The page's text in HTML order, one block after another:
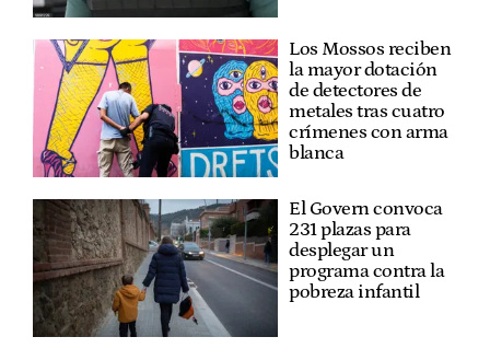
Los Mossos reciben
la mayor dotación
de detectores de
metales tras cuatro
crímenes con arma
blanca
El Govern convoca
231 plazas para
desplegar un
programa contra la
pobreza infantil